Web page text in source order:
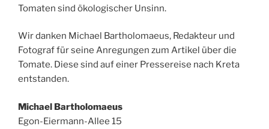
Tomaten sind ökologischer Unsinn.
Wir danken Michael Bartholomaeus, Redakteur und
Fotograf für seine Anregungen zum Artikel über die
Tomate. Diese sind auf einer Pressereise nach Kreta
entstanden.
Michael Bartholomaeus
Egon-Eiermann-Allee 15